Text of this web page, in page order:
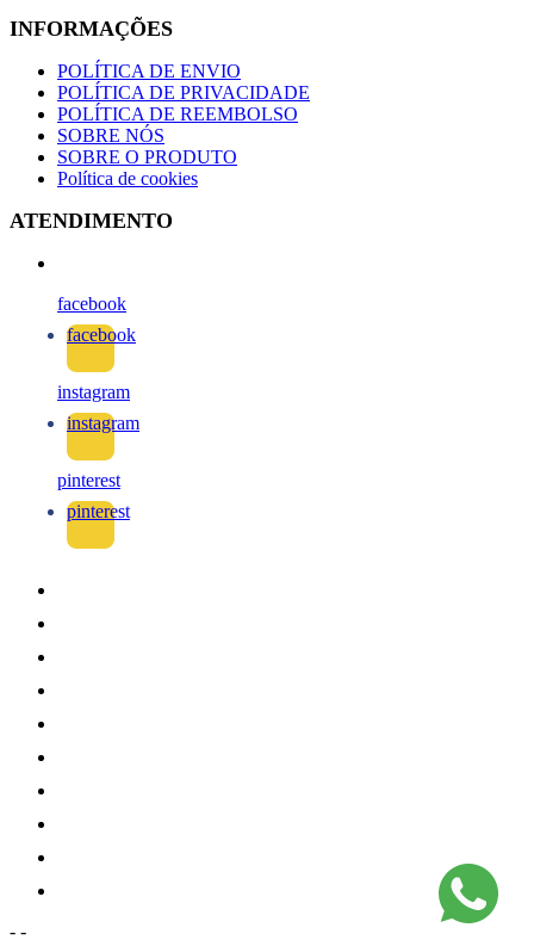
INFORMAÇÕES
POLÍTICA DE ENVIO
POLÍTICA DE PRIVACIDADE
POLÍTICA DE REEMBOLSO
SOBRE NÓS
SOBRE O PRODUTO
Política de cookies
ATENDIMENTO
facebook
facebook
instagram
instagram
pinterest
pinterest
- -